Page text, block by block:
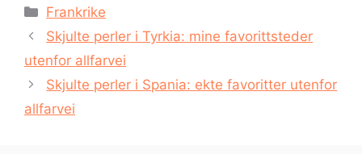
Kategorier
Frankrike
Skjulte perler i Tyrkia: mine favorittsteder
utenfor allfarvei
Skjulte perler i Spania: ekte favoritter utenfor
allfarvei